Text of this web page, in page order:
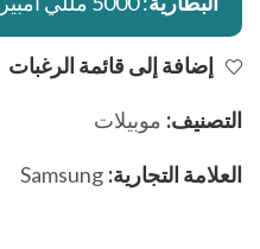
إضافة إلى قائمة الرغبات
التصنيف: موبيلات
العلامة التجارية: Samsung